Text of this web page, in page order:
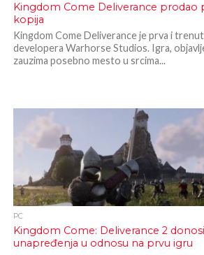
Kingdom Come Deliverance prodao
kopija
Kingdom Come Deliverance je prva i
developera Warhorse Studios. Igra,
zauzima posebno mesto u srcima...
PC
Kingdom Come: Deliverance 2
unapređenja u odnosu na prvu igru